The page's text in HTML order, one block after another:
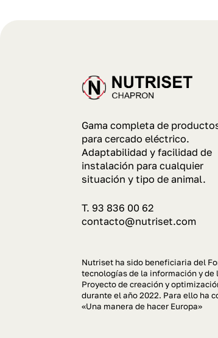
Gama completa de
para cercado eléctrico.
Adaptabilidad y facilidad de
instalación para cualquier
situación y tipo de animal.
T. 93 836 00 62
contacto@nutriset.com
Nutriset ha sido beneficiaria del
tecnologías de la información y de
Proyecto de creación y
durante el año 2022. Para ello ha
«Una manera de hacer Europa»